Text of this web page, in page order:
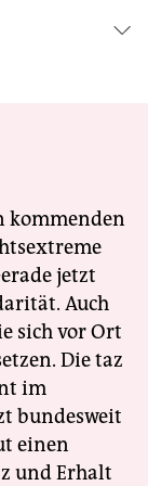
kommenden
jetzt
Auch
sich vor Ort
Die taz
im
bundesweit
einen
und Erhalt